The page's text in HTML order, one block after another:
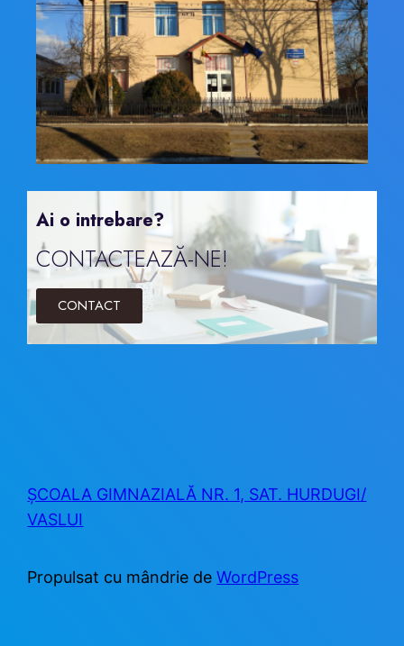
Ai o intrebare?
CONTACTEAZĂ-NE!
CONTACT
ȘCOALA GIMNAZIALĂ NR. 1, SAT. HURDUGI/
VASLUI
Propulsat cu mândrie deWordPress